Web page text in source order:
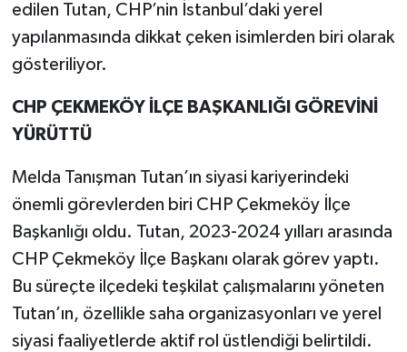
edilen Tutan, CHP’nin İstanbul’daki yerel
yapılanmasında dikkat çeken isimlerden biri olarak
gösteriliyor.
CHP ÇEKMEKÖY İLÇE BAŞKANLIĞI GÖREVİNİ
YÜRÜTTÜ
Melda Tanışman Tutan’ın siyasi kariyerindeki
önemli görevlerden biri CHP Çekmeköy İlçe
Başkanlığı oldu. Tutan, 2023-2024 yılları arasında
CHP Çekmeköy İlçe Başkanı olarak görev yaptı.
Bu süreçte ilçedeki teşkilat çalışmalarını yöneten
Tutan’ın, özellikle saha organizasyonları ve yerel
siyasi faaliyetlerde aktif rol üstlendiği belirtildi.